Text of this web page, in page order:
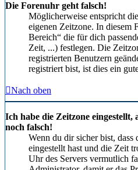
Die Forenuhr geht falsch!
Möglicherweise entspricht
eigenen Zeitzone. In diesem
Bereich“ die für dich
Zeit, ...) festlegen. Die
registrierten Benutzern
registriert bist, ist dies ein
Nach oben
Ich habe die Zeitzone
noch falsch!
Wenn du dir sicher bist,
eingestellt hast und die Zeit
Uhr des Servers vermutlich